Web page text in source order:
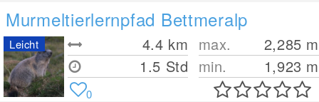
Murmeltierlernpfad Bettmeralp
4.4 km
1.5 Std
max. 2,285 m
min.
1,923 m
Leicht
0